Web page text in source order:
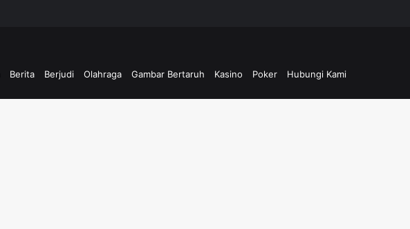
Berita Berjudi Olahraga Gambar Bertaruh Kasino Poker Hubungi Kami